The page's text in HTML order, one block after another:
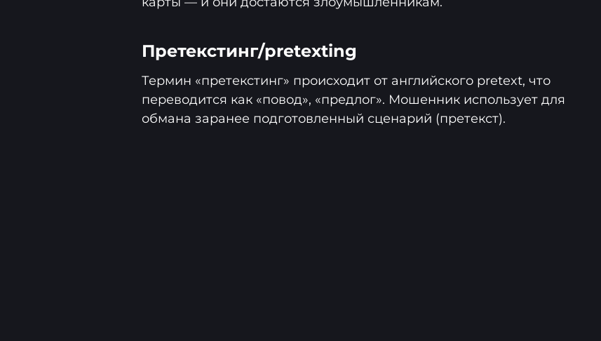
Претекстинг/pretexting
Термин «претекстинг» происходит от английского pretext, что
переводится как «повод», «предлог». Мошенник использует для
обмана заранее подготовленный сценарий (претекст).